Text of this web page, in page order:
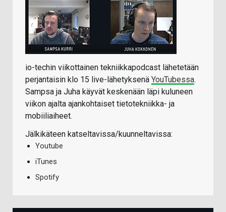
io-techin viikottainen tekniikkapodcast lähetetään
perjantaisin klo 15 live-lähetyksenä YouTubessa.
Sampsa ja Juha käyvät keskenään läpi kuluneen
viikon ajalta ajankohtaiset tietotekniikka- ja
mobiiliaiheet.
Jälkikäteen katseltavissa/kuunneltavissa:
Youtube
iTunes
Spotify